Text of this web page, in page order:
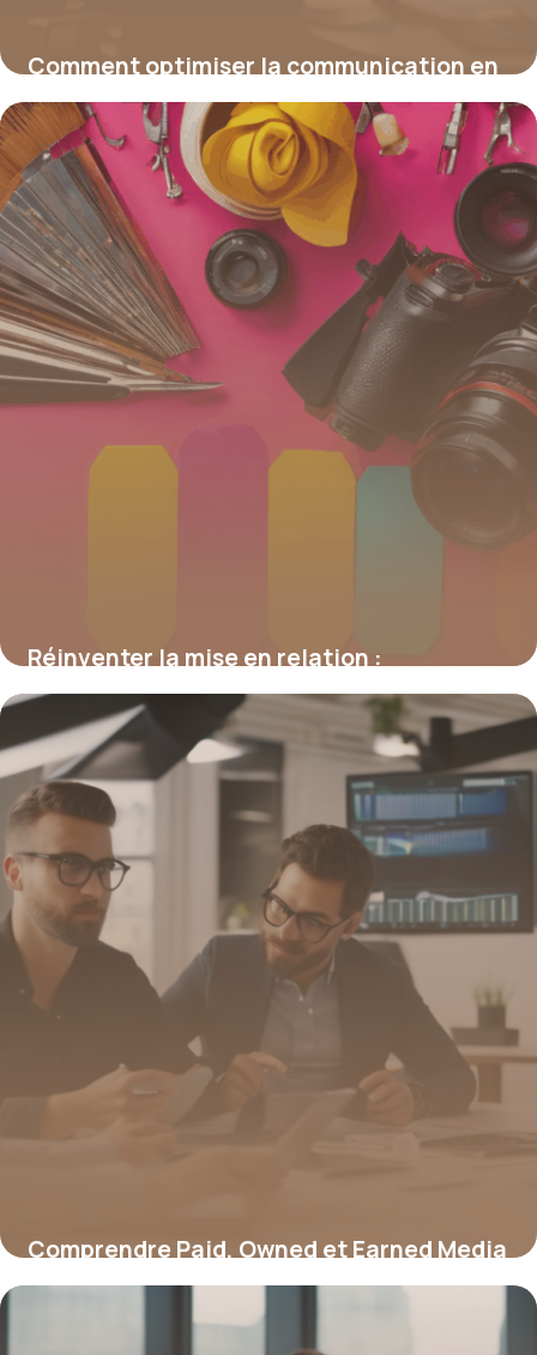
Comment optimiser la communication en
entreprise pour renforcer l’image de votre
organisation
16 juin 2026
Réinventer la mise en relation :
stratégies, outils et enjeux digitaux
16 juin 2026
Comprendre Paid, Owned et Earned Media
: stratégies et défis clés